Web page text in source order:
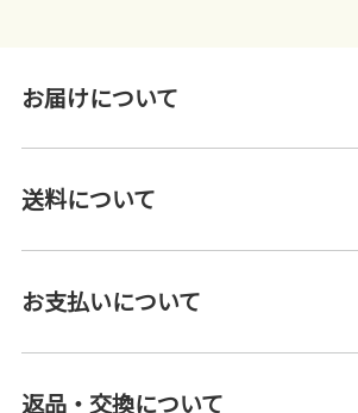
お届けについて
送料について
お支払いについて
返品・交換について